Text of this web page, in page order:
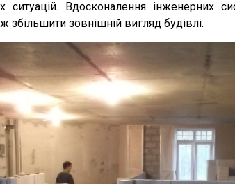
ситуацій. Вдосконалення інженерних
зовнішній вигляд будівлі.